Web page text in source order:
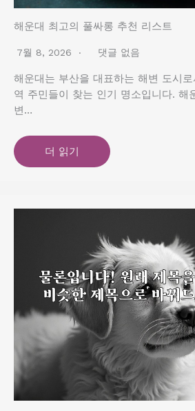
해운대 최고의 풀싸롱 추천 리스트
7월 8, 2026 댓글 없음
해운대는 부산을 대표하는 해변 도시
역 주민들이 찾는 인기 명소입니다. 해
변…
더 읽기